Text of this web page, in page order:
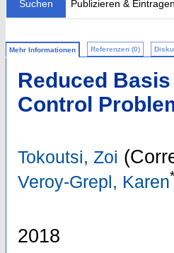
Suchen Publizieren & Eintragen
Mehr Informationen Referenzen (0)
Reduced
Control
Tokoutsi, Zoi
Veroy-Grepl, Karen*
2018